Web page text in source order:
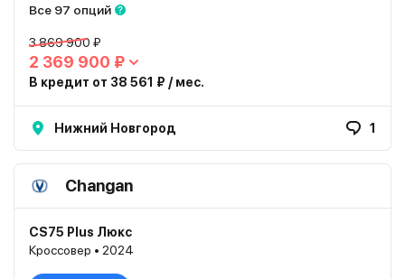
Все 97 опций
3 869 900 ₽
2 369 900 ₽
В кредит от 38 561 ₽ / мес.
Нижний Новгород 1
Changan
CS75 Plus Люкс
Кроссовер • 2024